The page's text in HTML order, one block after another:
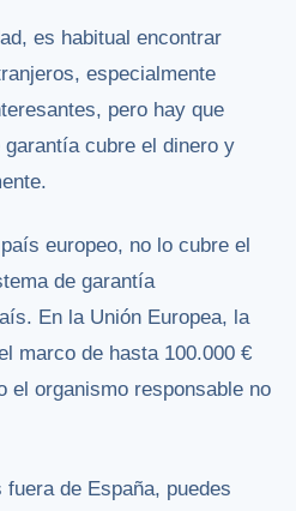
es habitual encontrar
especialmente
pero hay que
cubre el dinero y
europeo, no lo cubre el
de garantía
En la Unión Europea, la
marco de hasta 100.000 €
el organismo responsable no
de España, puedes